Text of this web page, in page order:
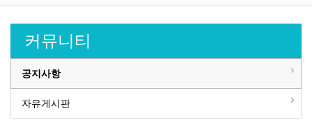
커뮤니티
공지사항
자유게시판